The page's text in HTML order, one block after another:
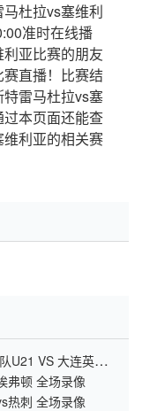
马杜拉vs塞维利
准时在线播
亚比赛的朋友
直播！比赛结
雷马杜拉vs塞
本页面还能查
利亚的相关赛
U21 VS 大连英博
弗顿 全场录像
热刺 全场录像